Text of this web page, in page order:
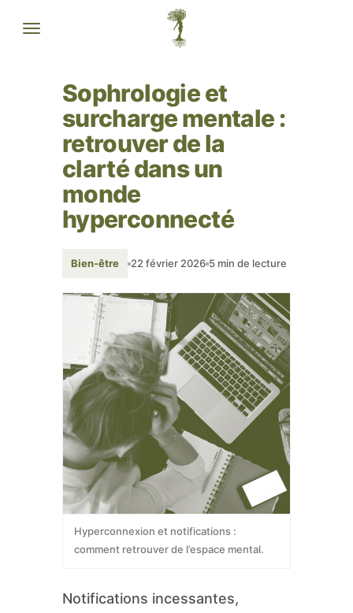
Sophrologie et
surcharge mentale :
retrouver de la
clarté dans un
monde
hyperconnecté
Bien-être 22 février 2026 5 min de lecture
Hyperconnexion et notifications :
comment retrouver de l’espace mental.
Notifications incessantes,